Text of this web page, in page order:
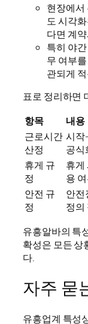
현장에서
도 시각
다면 계
특히 야
무 여부
관되게
표로 정리하면
항목
내용
근로시간
산정
시작
공식
휴게 규
정
휴게
용
안전 규
정
안전
정의
유흥알바의 특
확성은 모든 상
다.
자주 묻
유흥업계 특성